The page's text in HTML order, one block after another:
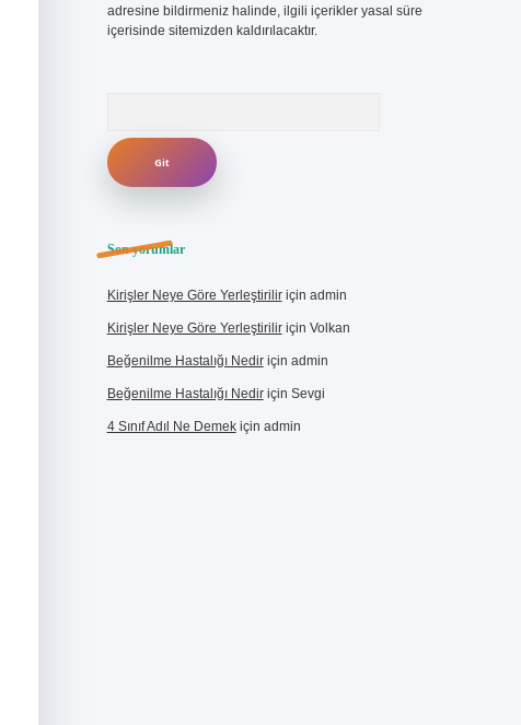
adresine bildirmeniz halinde, ilgili içerikler yasal süre
içerisinde sitemizden kaldırılacaktır.
Son yorumlar
Kirişler Neye Göre Yerleştiriliriçin admin
Kirişler Neye Göre Yerleştiriliriçin Volkan
Beğenilme Hastalığı Nediriçin admin
Beğenilme Hastalığı Nediriçin Sevgi
4 Sınıf Adıl Ne Demekiçin admin